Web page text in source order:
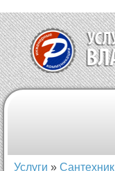
Услуги » Cантехник